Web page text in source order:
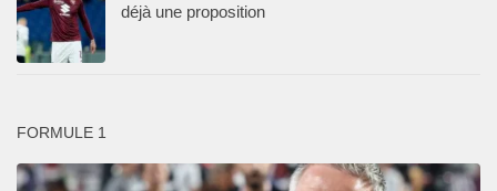
déjà une proposition
FORMULE 1